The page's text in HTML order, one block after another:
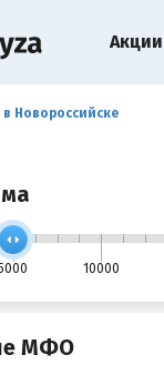
Новороссийске
10000
МФО
Акции